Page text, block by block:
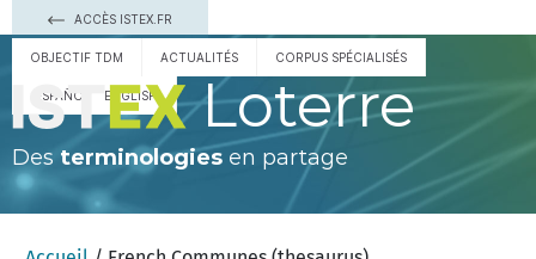
ACCÈS ISTEX.FR
OBJECTIF TDM ACTUALITÉS CORPUS SPÉCIALISÉS
ESPAÑOL ENGLISH Loterre
Des terminologies en partage